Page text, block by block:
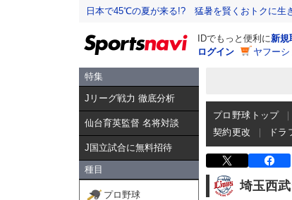
日本で45℃の夏が来る!? 猛暑を賢くおトクに生
IDでもっと便利に新規
ログイン
ヤフー
特集
Jリーグ戦力 徹底分析
仙台育英監督 名将対談
J国立試合に無料招待
種目
プロ野球
プロ野球トップ
契約更改
ドラ
埼玉西